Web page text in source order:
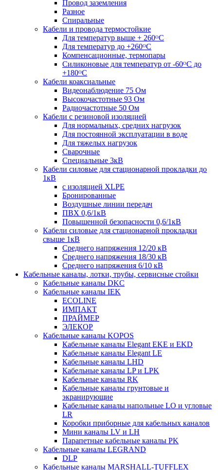
Провод заземления
Разное
Спиральные
Кабели и провода термостойкие
Для температур выше + 260ᴼС
Для температур до +260ᴼС
Компенсационные, термопары
Силиконовые для температур от -60ᴼC до
+180ᴼС
Кабели коаксиальные
Видеонаблюдение 75 Ом
Высокочастотные 93 Ом
Радиочастотные 50 Ом
Кабели с резиновой изоляцией
Для нормальных, средних нагрузок
Для постоянной эксплуатации в воде
Для тяжелых нагрузок
Сварочные
Специальные 3кВ
Кабели силовые для стационарной прокладки до
1кВ
c изоляцией XLPE
Бронированные
Воздушные линии передач
ПВХ 0,6/1кВ
Повышенной безопасности 0,6/1кВ
Кабели силовые для стационарной прокладки
свыше 1кВ
Среднего напряжения 12/20 кВ
Среднего напряжения 18/30 кВ
Среднего напряжения 6/10 кВ
Кабельные каналы, лотки, трубы, сервисные стойки
Кабельные каналы DKC
Кабельные каналы IEK
ECOLINE
ИМПАКТ
ПРАЙМЕР
ЭЛЕКОР
Кабельные каналы KOPOS
Кабельные каналы Elegant EKE и EKD
Кабельные каналы Elegant LE
Кабельные каналы LHD
Кабельные каналы LP и LPK
Кабельные каналы RK
Кабельные каналы грунтовые и
экранирующие
Кабельные каналы напольные LO и угловые
LR
Коробки приборные для кабельных каналов
Мини каналы LV и LH
Парапетные кабельные каналы PK
Кабельные каналы LEGRAND
DLP
Кабельные каналы MARSHALL-TUFFLEX